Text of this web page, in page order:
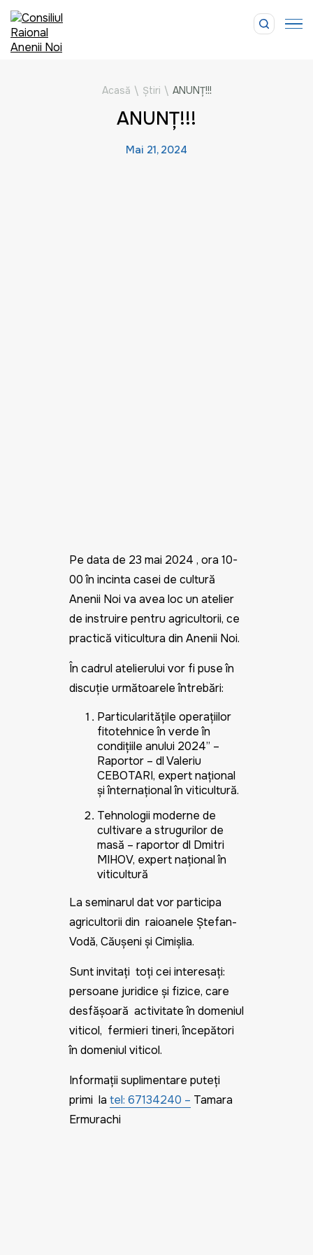
Acasă \ Știri \ ANUNȚ!!!
ANUNȚ!!!
Mai 21, 2024
Pe data de 23 mai 2024 , ora 10-
00 în incinta casei de cultură
Anenii Noi va avea loc un atelier
de instruire pentru agricultorii, ce
practică viticultura din Anenii Noi.
În cadrul atelierului vor fi puse în
discuție următoarele întrebări:
Particularitățile operațiilor
fitotehnice în verde în
condițiile anului 2024” –
Raportor – dl Valeriu
CEBOTARI, expert național
și înternațional în viticultură.
Tehnologii moderne de
cultivare a strugurilor de
masă – raportor dl Dmitri
MIHOV, expert național în
viticultură
La seminarul dat vor participa
agricultorii din raioanele Ștefan-
Vodă, Căușeni și Cimișlia.
Sunt invitați toți cei interesați:
persoane juridice și fizice, care
desfășoară activitate în domeniul
viticol, fermieri tineri, începători
în domeniul viticol.
Informații suplimentare puteți
primi la tel: 67134240 – Tamara
Ermurachi